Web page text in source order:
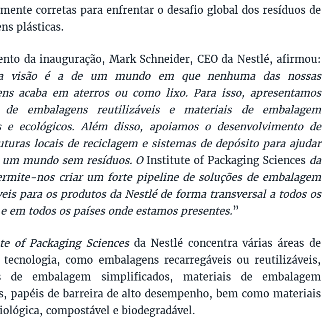
corretas para enfrentar o desafio global dos resíduos de
plásticas.
da inauguração, Mark Schneider, CEO da Nestlé, afirmou:
visão é a de um mundo em que nenhuma das nossas
acaba em aterros ou como lixo. Para isso, apresentamos
de embalagens reutilizáveis e materiais de embalagem
e ecológicos. Além disso, apoiamos o desenvolvimento de
locais de reciclagem e sistemas de depósito para ajudar
mundo sem resíduos. O Institute of Packaging Sciences da
nos criar um forte pipeline de soluções de embalagem
para os produtos da Nestlé de forma transversal a todos os
em todos os países onde estamos presentes.”
of Packaging Sciencesda Nestlé concentra várias áreas de
como embalagens recarregáveis ou reutilizáveis,
de embalagem simplificados, materiais de embalagem
papéis de barreira de alto desempenho, bem como materiais
compostável e biodegradável.